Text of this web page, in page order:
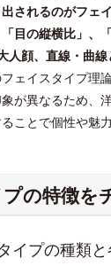
されるのがフェ
目の縦横比」、
人顔、直線・曲
ェイスタイプ理
が異なるため、
ことで個性や魅
の特徴を
イプの種類